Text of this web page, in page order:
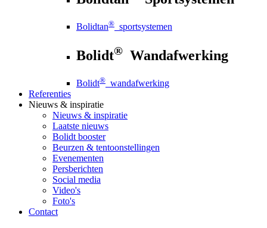
Bolidtan® sportsystemen
Bolidt® Wandafwerking
Bolidt® wandafwerking
Referenties
Nieuws & inspiratie
Nieuws & inspiratie
Laatste nieuws
Bolidt booster
Beurzen & tentoonstellingen
Evenementen
Persberichten
Social media
Video's
Foto's
Contact